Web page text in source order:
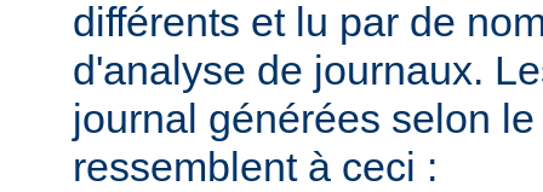
différents et lu par de
d'analyse de journaux.
journal générées selon
ressemblent à ceci :